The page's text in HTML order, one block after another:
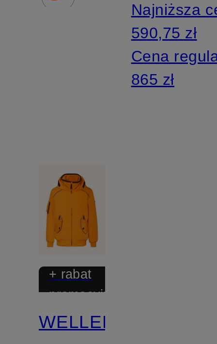
SORONA®
kapturem
Najniższa
590,75 zł
Cena
865 zł
+ rabat
promocyjny
WELLENSTEYN